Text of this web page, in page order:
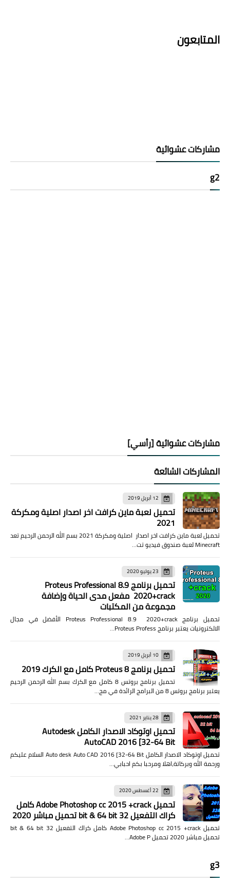
المتابعون
مشاركات عشوائية
g2
مشاركات عشوائية [رأسي]
المشاركات الشائعة
12 أبريل 2019
تحميل لعبة ماين كرافت اخر اصدار اصلية ومكركة
2021
تحميل لعبة ماين كرافت اخر اصدار اصلية ومكركة 2021 بسم الله الرحمن الرحيم تعد
Minecraft لعبة صندوق فيديو تت…
23 يوليو 2020
تحميل برنامج Proteus Professional 8.9
2020+crack مفعل مدى الحياة وإضافة
مجموعة من المكتبات
تحميل برنامج Proteus Professional 8.9 2020+crack الأفضل في مجال
الالكترونيات يعتبر برنامج Proteus Profess…
10 أبريل 2019
تحميل برنامج Proteus 8 كامل مع الكرك 2019
تحميل برنامج بروتس 8 كامل مع الكرك بسم الله الرحمن الرحيم
يعتبر برنامج بروتس 8 من البرامج الرائدة في مج…
28 يناير 2021
تحميل اوتوكاد الاصدار الكامل Autodesk
AutoCAD 2016 [32-64 Bit
تحميل اوتوكاد الاصدار الكامل Auto desk Auto CAD 2016 [32-64 Bit السلام عليكم
ورحمة الله وبركاتة،اهلا ومرحبا بكم احبابي…
22 أغسطس 2020
تحميل Adobe Photoshop cc 2015 +crack كامل
كراك التفعيل 32 bit & 64 bit تحميل مباشر 2020
تحميل Adobe Photoshop cc 2015 +crack كامل كراك التفعيل 32 bit & 64 bit
تحميل مباشر 2020 تحميل Adobe P…
g3